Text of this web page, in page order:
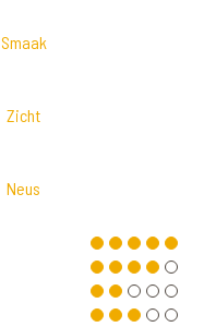
Smaak
Zicht
Neus